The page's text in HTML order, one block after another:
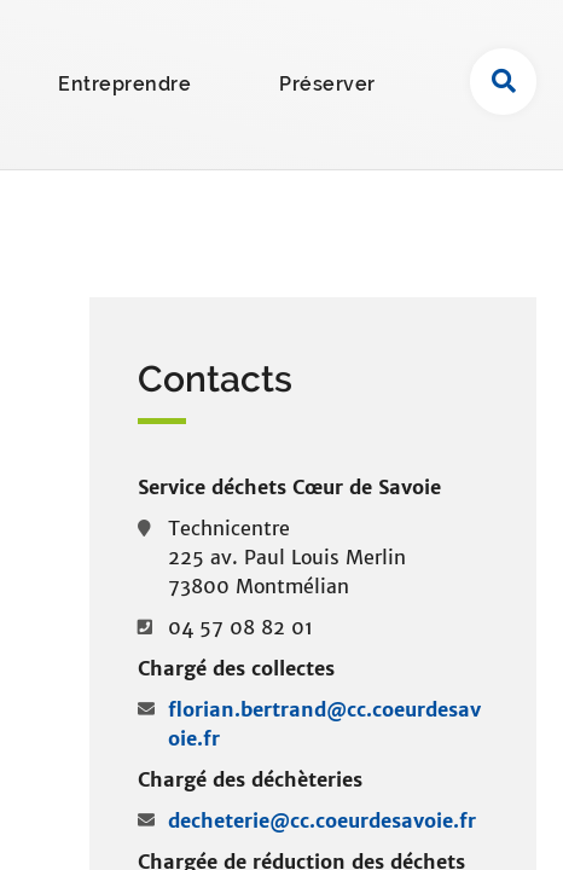
Entreprendre Préserver
h
Contacts
Service déchets Cœur de Savoie
Technicentre
225 av. Paul Louis Merlin
73800 Montmélian
04 57 08 82 01
Chargé des collectes
florian.bertrand@cc.coeurdesav
oie.fr
Chargé des déchèteries
decheterie@cc.coeurdesavoie.fr
Chargée de réduction des déchets